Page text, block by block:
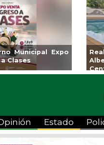
Coatzacoalcos la
Semiolímpica Zona
Estado